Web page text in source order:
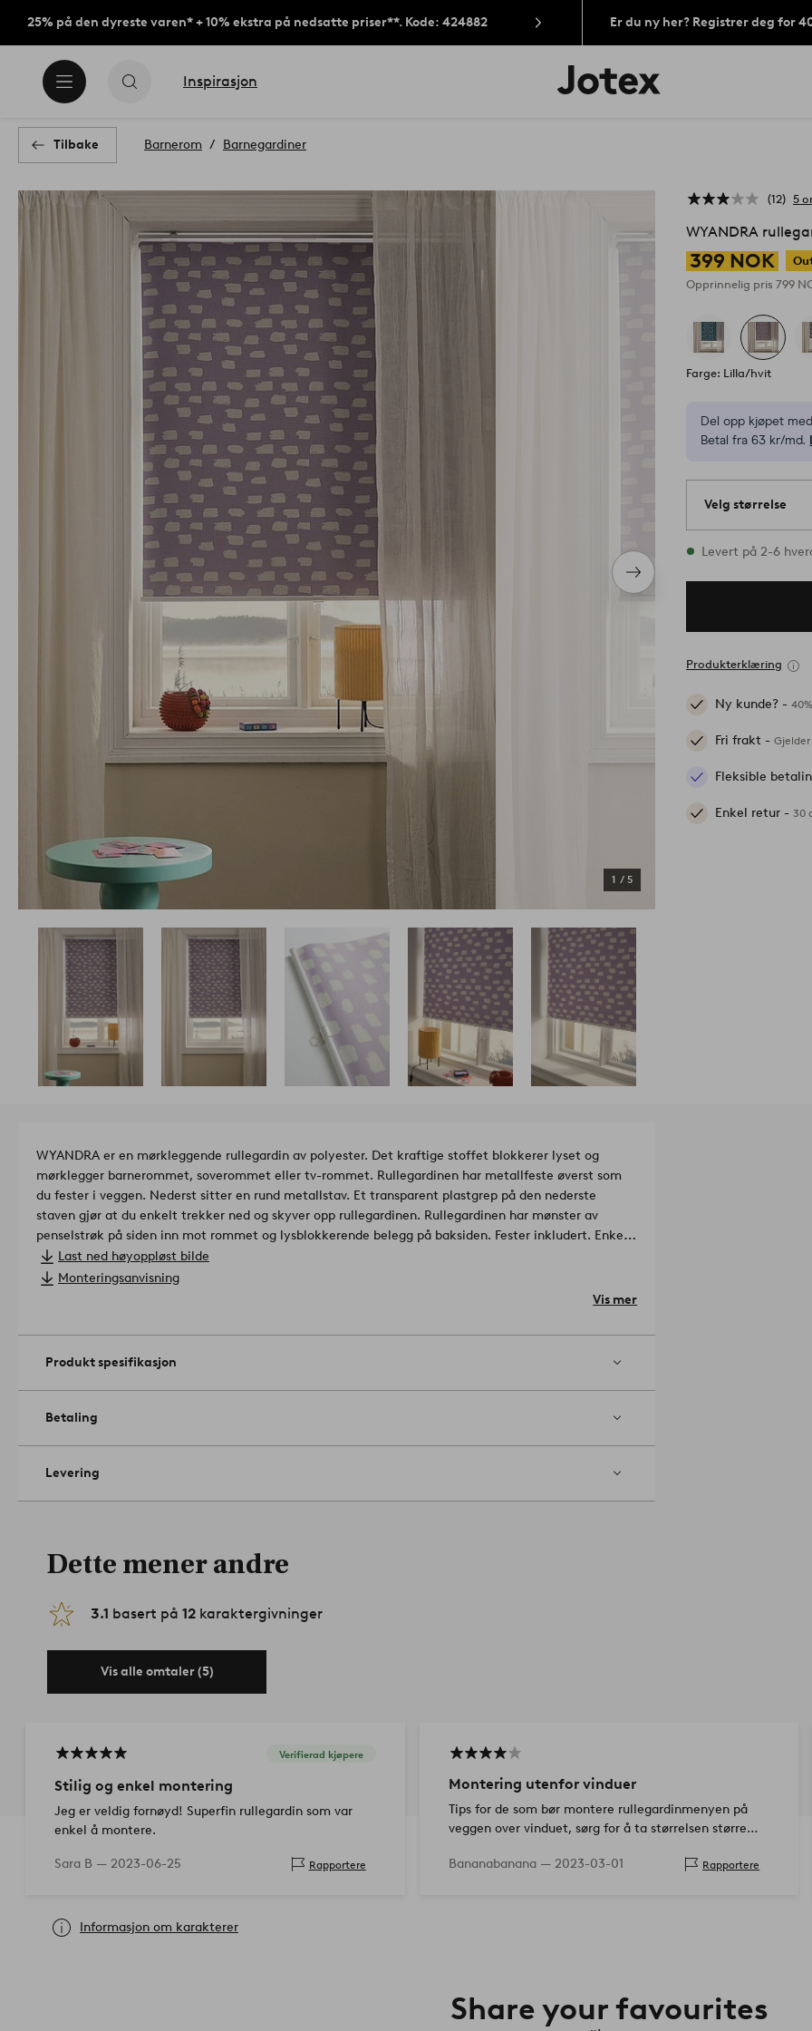
25% på den dyreste varen* + 10% ekstra på nedsatte priser**. Kode: 424882 Er du ny her? Registrer deg for
Inspirasjon
Jotex’
logo
Tilbake Barnerom Barnegardiner
Neste
produkt
1 / 5
12 5
WYANDRA
399 NOK
Opprinnelig pris799
Farge: Lilla/hvit
Del opp kjøpet
Betal fra 63 kr/md.
Velg størrelse
4 størrelser finnes
Levert på 2-6
Produkterklæring
Ny kunde? -
Fri frakt -
Fleksible
Enkel retur -30
WYANDRA er en mørkleggende rullegardin av polyester. Det kraftige stoffet blokkerer lyset og
mørklegger barnerommet, soverommet eller tv-rommet. Rullegardinen har metallfeste øverst som
du fester i veggen. Nederst sitter en rund metallstav. Et transparent plastgrep på den nederste
staven gjør at du enkelt trekker ned og skyver opp rullegardinen. Rullegardinen har mønster av
penselstrøk på siden inn mot rommet og lysblokkerende belegg på baksiden. Fester inkludert. Enkel
å montere. Monteringsanvisning medfølger.
Størrelse: Maks høyde 165 cm. Bredden gjelder gardinen inkl. feste. Velg bredde ved bestilling.
Last ned høyoppløst bilde
Monteringsanvisning
Vis mer
Produkt spesifikasjon
Betaling
Levering
Dette mener andre
3.1 basert på 12 karaktergivninger
Vis alle omtaler (5)
Verifierad kjøpere
Stilig og enkel montering
Jeg er veldig fornøyd! Superfin rullegardin som var
enkel å montere.
Sara B — 2023-06-25 Rapportere
Montering utenfor vinduer
Tips for de som bør montere rullegardinmenyen på
veggen over vinduet, sørg for å ta størrelsen større
veldanseslip mello…
Bananabanana — 2023-03-01 Rapportere
Informasjon om karakterer
Share your favourites